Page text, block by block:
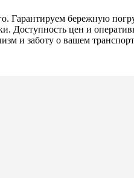
Гарантируем бережную
Доступность цен и
и заботу о вашем